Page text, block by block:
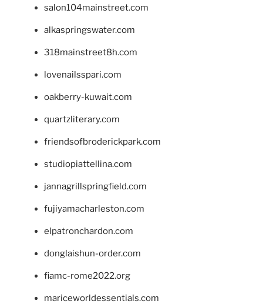
salon104mainstreet.com
alkaspringswater.com
318mainstreet8h.com
lovenailsspari.com
oakberry-kuwait.com
quartzliterary.com
friendsofbroderickpark.com
studiopiattellina.com
jannagrillspringfield.com
fujiyamacharleston.com
elpatronchardon.com
donglaishun-order.com
fiamc-rome2022.org
mariceworldessentials.com